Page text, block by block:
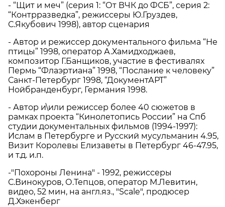
- “Щит и меч” (серия 1: “От ВЧК до ФСБ”, серия 2:
“Контрразведка”, режиссеры Ю.Груздев,
С.Якубович 1998), автор сценария
- Автор и режиссер документального фильма “Не
птицы” 1998, оператор А.Хамидходжаев,
композитор Г.Банщиков, участие в фестивалях
Пермь “Флаэртиана” 1998, “Послание к человеку”
Санкт-Петербург 1998, “ДокументАРТ”
Нойбранденбург, Германия 1998.
- Автор и\или режиссер более 40 сюжетов в
рамках проекта “Кинолетопись России” на Спб
студии документальных фильмов (1994-1997):
Ислам в Петербурге и Русский мусульманин 4.95,
Визит Королевы Елизаветы в Петербург 46-47.95,
и т.д. и.п.
-"Похороны Ленина" - 1992, режиссеры
С.Винокуров, О.Тепцов, оператор М.Левитин,
видео, 52 мин, на англ.яз., "Scale", продюсер
Д.Хэкенберг